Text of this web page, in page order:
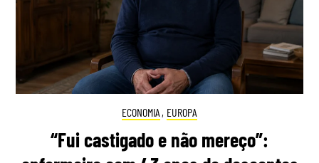
ECONOMIA , EUROPA
“Fui castigado e não mereço”: